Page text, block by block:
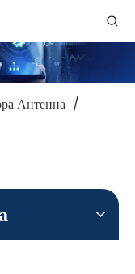
Антенна /